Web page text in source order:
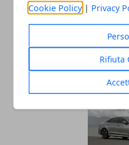
Cookie Policy | Privacy
Rifiuta
storytelling e
un’intervista per
22/10/2025